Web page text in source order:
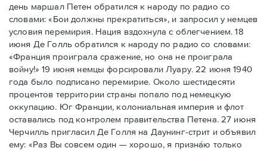
день маршал Петен обратился к народу по радио со
словами: «Бои должны прекратиться», и запросил у немцев
условия перемирия. Нация вздохнула с облегчением. 18
июня Де Голль обратился к народу по радио со словами:
«Франция проиграла сражение, но она не проиграла
войну!» 19 июня немцы форсировали Луару. 22 июня 1940
года было подписано перемирие. Около шестидесяти
процентов территории страны попало под немецкую
оккупацию. Юг Франции, колониальная империя и флот
оставались под контролем правительства Петена. 27 июня
Черчилль пригласил Де Голля на Даунинг-стрит и объявил
ему: «Раз Вы совсем один — хорошо, я признáю только